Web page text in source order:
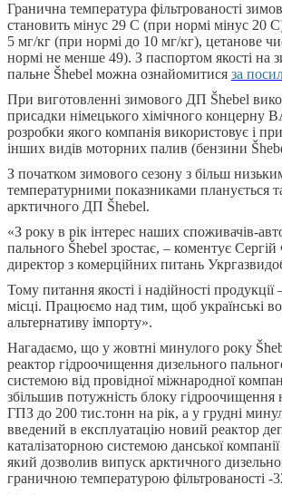
Гранична температура фільтрованості
становить мінус 29 С (при нормі мінус 20
5 мг/кг (при нормі до 10 мг/кг), цетанове
нормі не менше 49). З паспортом якості на
пальне Šhebel можна ознайомитися за
При виготовленні зимового ДП Šhebel
присадки німецького хімічного концерну
розробки якого компанія використовує і
інших видів моторних палив (бензини
З початком зимового сезону з більш
температурними показниками планується
арктичного ДП Šhebel.
«З року в рік інтерес наших споживачів-
пального Šhebel зростає, – коментує
директор з комерційних питань
Тому питання якості і надійності
місці. Працюємо над тим, щоб українські
альтернативу імпорту».
Нагадаємо, що у жовтні минулого року
реактор гідроочищення дизельного
системою від провідної міжнародної
збільшив потужність блоку
ГПЗ до 200 тис.тонн на рік, а у грудні
введений в експлуатацію новий реактор
каталізаторною системою данської
який дозволив випуск арктичного
граничною температурою фільтрованості -